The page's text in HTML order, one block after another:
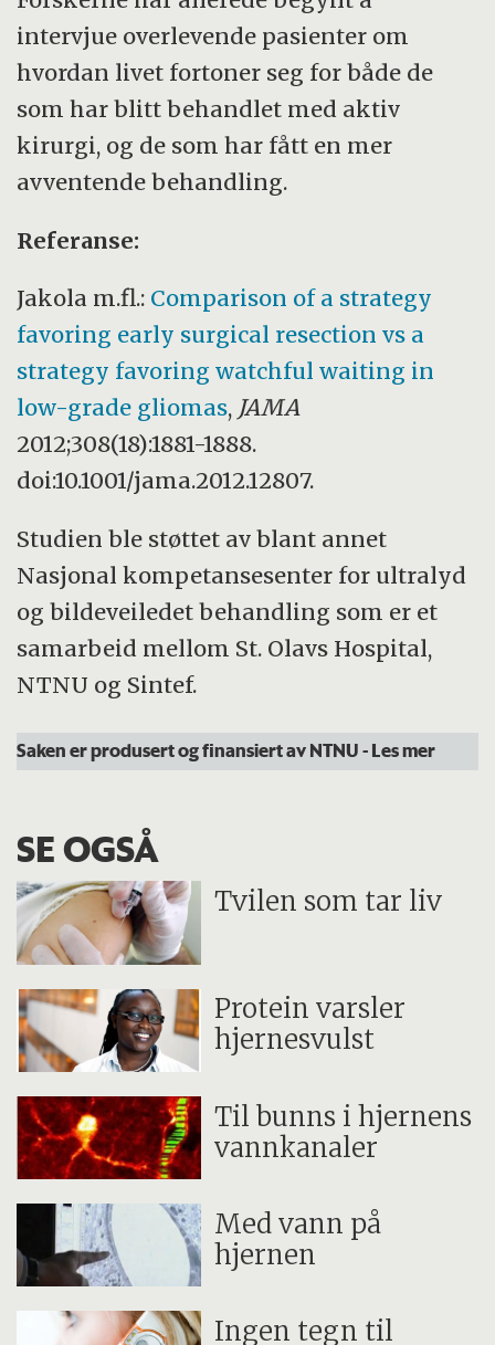
intervjue overlevende pasienter om
hvordan livet fortoner seg for både de
som har blitt behandlet med aktiv
kirurgi, og de som har fått en mer
avventende behandling.
Referanse:
Jakola m.fl.: Comparison of a strategy
favoring early surgical resection vs a
strategy favoring watchful waiting in
low-grade gliomas, JAMA
2012;308(18):1881-1888.
doi:10.1001/jama.2012.12807.
Studien ble støttet av blant annet
Nasjonal kompetansesenter for ultralyd
og bildeveiledet behandling som er et
samarbeid mellom St. Olavs Hospital,
NTNU og Sintef.
Saken er produsert og finansiert av NTNU- Les mer
SE OGSÅ
Tvilen som tar liv
Protein varsler
hjernesvulst
Til bunns i hjernens
vannkanaler
Med vann på
hjernen
Ingen tegn til